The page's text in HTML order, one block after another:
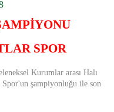
SPOR
Kurumlar arası Halı
şampiyonluğu ile son